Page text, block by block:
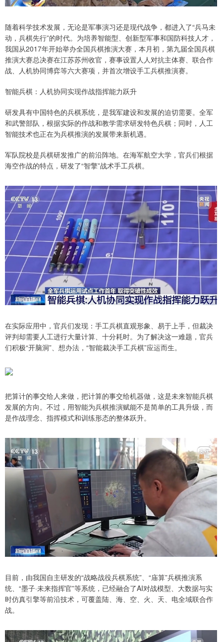
随着科学技术发展，无论是军事演习还是现代战争，都进入了“兵马未
动，兵棋先行”的时代。为培养智能型、创新型军事和国防科技人才，
我国从2017年开始举办全国兵棋推演大赛，本月初，第九届全国兵棋
推演大赛总决赛在江苏苏州收官，赛事设置人人对抗主体赛、联合作
战、人机协同博弈等六大赛项，并首次增设手工兵棋推演赛。
智能兵棋：人机协同实现作战指挥能力跃升
研发具有中国特色的兵棋系统，是我军建设和发展的迫切需要。全军
和武警部队，根据实际的作战和教学需求研发特色兵棋；同时，人工
智能技术也正在为兵棋推演的发展带来新机遇。
军队院校是兵棋研发推广的前沿阵地。在海军航空大学，官兵们根据
海空作战的特点，研发了“智擎”战术手工兵棋。
在实际应用中，官兵们发现：手工兵棋直观形象、易于上手，但裁决
评判却需要人工进行大量计算、十分耗时。为了解决这一难题，官兵
们积极“开脑洞”、想办法，“智能裁决手工兵棋”应运而生。
把算计的事交给人来做，把计算的事交给机器做，这是未来智能兵棋
发展的方向。不过，用智能为兵棋推演赋能不是简单的工具升级，而
是作战理念、指挥模式和训练形态的整体跃升。
目前，由我国自主研发的“战略战役兵棋系统”、“庙算”兵棋推演系
统、“墨子·未来指挥官”等系统，已经融合了AI对战模型、大数据与实
时仿真引擎等前沿技术，可覆盖陆、海、空、火、天、电全域联合作
战。